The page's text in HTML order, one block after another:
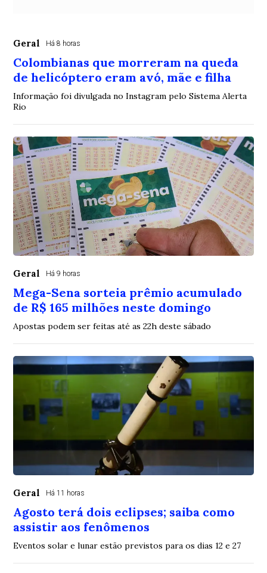
Geral Há 8 horas
Colombianas que morreram na queda
de helicóptero eram avó, mãe e filha
Informação foi divulgada no Instagram pelo Sistema Alerta
Rio
Geral Há 9 horas
Mega-Sena sorteia prêmio acumulado
de R$ 165 milhões neste domingo
Apostas podem ser feitas até as 22h deste sábado
Geral Há 11 horas
Agosto terá dois eclipses; saiba como
assistir aos fenômenos
Eventos solar e lunar estão previstos para os dias 12 e 27